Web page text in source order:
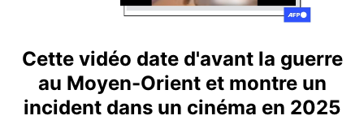
Cette vidéo date d'avant la guerre
au Moyen-Orient et montre un
incident dans un cinéma en 2025